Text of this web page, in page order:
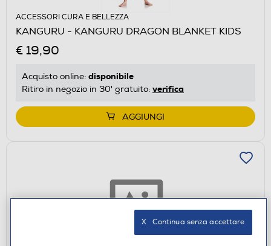
ACCESSORI CURA E BELLEZZA
KANGURU - KANGURU DRAGON BLANKET KIDS
€ 19,90
Acquisto online: disponibile
Ritiro in negozio in 30' gratuito: verifica
AGGIUNGI
X   Continua senza accettare